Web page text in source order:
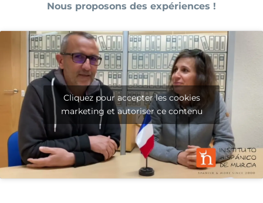
Nous proposons des expériences !
Cliquez pour accepter les cookies
marketing et autoriser ce contenu